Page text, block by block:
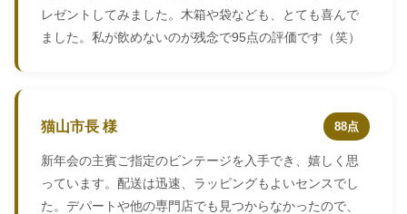
レゼントしてみました。木箱や袋なども、とても喜んで
ました。私が飲めないのが残念で95点の評価です（笑）
猫山市長 様 88点
新年会の主賓ご指定のビンテージを入手でき、嬉しく思
っています。配送は迅速、ラッピングもよいセンスでし
た。デパートや他の専門店でも見つからなかったので、